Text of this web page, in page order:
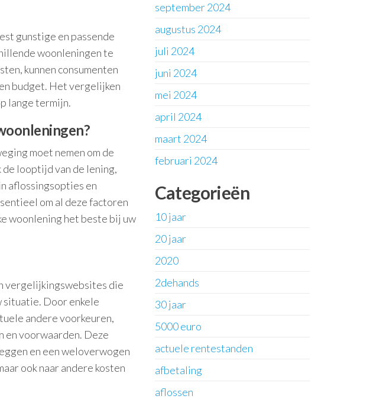
gunstige en passende
woonleningen te
kunnen consumenten
budget. Het vergelijken
lange termijn.
moet nemen om de
looptijd van de lening,
aflossingsopties en
om al deze factoren
woonlening het beste bij uw
vergelijkingswebsites die
situatie. Door enkele
andere voorkeuren,
en voorwaarden. Deze
en een weloverwogen
ook naar andere kosten
september 2024
augustus 2024
juli 2024
juni 2024
mei 2024
april 2024
maart 2024
februari 2024
Categorieën
10 jaar
20 jaar
2020
2dehands
30 jaar
5000 euro
actuele rentestanden
afbetaling
aflossen